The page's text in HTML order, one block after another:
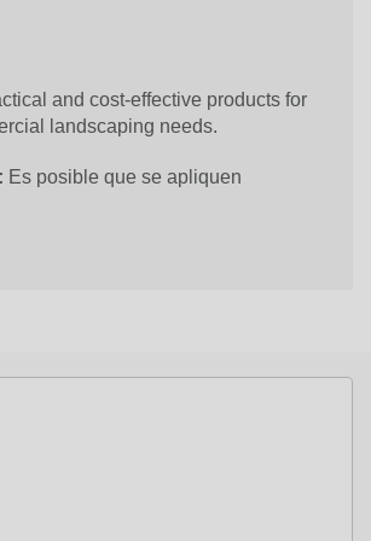
and cost-effective products for
landscaping needs.
Es posible que se apliquen